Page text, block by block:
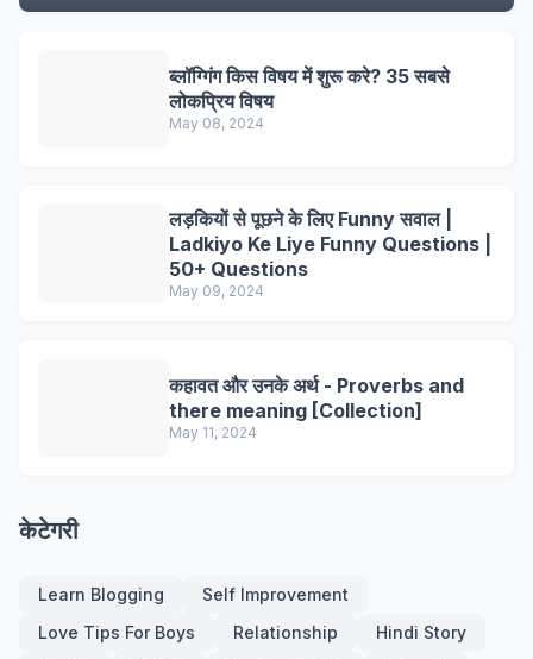
ब्लॉग्गिंग किस विषय में शुरू करे? 35 सबसे
लोकप्रिय विषय
May 08, 2024
लड़कियों से पूछने के लिए Funny सवाल |
Ladkiyo Ke Liye Funny Questions |
50+ Questions
May 09, 2024
कहावत और उनके अर्थ - Proverbs and
there meaning [Collection]
May 11, 2024
केटेगरी
Learn Blogging
Self Improvement
Love Tips For Boys
Relationship
Hindi Story